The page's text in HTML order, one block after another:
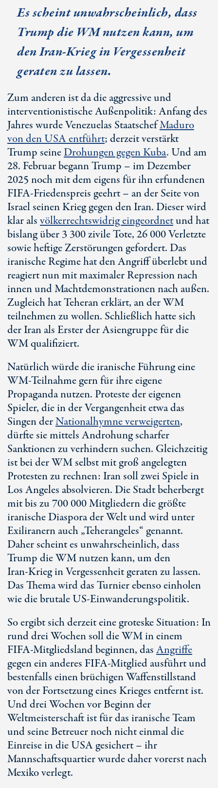
Es scheint unwahrscheinlich, dass
Trump die WM nutzen kann, um
den Iran-Krieg in Vergessenheit
geraten zu lassen.
Zum anderen ist da die aggressive und
interventionistische Außenpolitik: Anfang des
Jahres wurde Venezuelas StaatschefMaduro
von den USA entführt; derzeit verstärkt
Trump seineDrohungen gegen Kuba. Und am
28. Februar begann Trump – im Dezember
2025 noch mit dem eigens für ihn erfundenen
FIFA-Friedenspreis geehrt – an der Seite von
Israel seinen Krieg gegen den Iran. Dieser wird
klar alsvölkerrechtswidrig eingeordnetund hat
bislang über3 300 zivile Tote, 26 000 Verletzte
sowie heftige Zerstörungen gefordert. Das
iranische Regime hat den Angriff überlebt und
reagiert nun mit maximaler Repression nach
innen und Machtdemonstrationen nach außen.
Zugleich hat Teheran erklärt, an der WM
teilnehmen zu wollen. Schließlich hatte sich
der Iran als Erster der Asiengruppe für die
WM qualifiziert.
Natürlich würde die iranische Führung eine
WM-Teilnahme gern für ihre eigene
Propaganda nutzen. Proteste der eigenen
Spieler, die in der Vergangenheit etwa das
Singen derNationalhymne verweigerten,
dürfte sie mittels Androhung scharfer
Sanktionen zu verhindern suchen. Gleichzeitig
ist bei der WM selbst mit groß angelegten
Protesten zu rechnen: Iran soll zwei Spiele in
Los Angeles absolvieren. Die Stadt beherbergt
mit bis zu 700 000 Mitgliedern die größte
iranische Diaspora der Welt und wird unter
Exiliranern auch „Teherangeles“ genannt.
Daher scheint es unwahrscheinlich, dass
Trump die WM nutzen kann, um den
Iran-Krieg in Vergessenheit geraten zu lassen.
Das Thema wird das Turnier ebenso einholen
wie die brutale US-Einwanderungspolitik.
So ergibt sich derzeit eine groteske Situation: In
rund drei Wochen soll die WM in einem
FIFA-Mitgliedsland beginnen, dasAngriffe
gegen ein anderes FIFA-Mitglied ausführt und
bestenfalls einen brüchigen Waffenstillstand
von der Fortsetzung eines Krieges entfernt ist.
Und drei Wochen vor Beginn der
Weltmeisterschaft ist für das iranische Team
und seine Betreuer noch nicht einmal die
Einreise in die USA gesichert – ihr
Mannschaftsquartier wurde daher vorerst nach
Mexiko verlegt.